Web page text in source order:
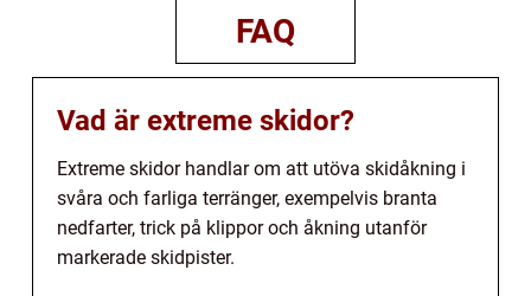
FAQ
Vad är extreme skidor?
Extreme skidor handlar om att utöva skidåkning i
svåra och farliga terränger, exempelvis branta
nedfarter, trick på klippor och åkning utanför
markerade skidpister.